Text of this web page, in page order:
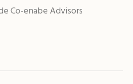
Co-enabe Advisors